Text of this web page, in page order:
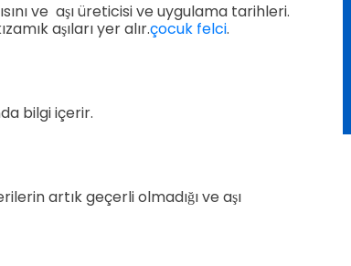
ve aşı üreticisi ve uygulama tarihleri.
aşıları yer alır.çocuk felci.
bilgi içerir.
artık geçerli olmadığı ve aşı